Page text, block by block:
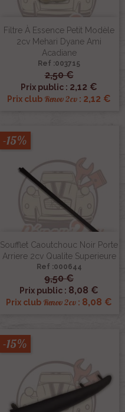
Filtre À Essence Petit Modèle
2cv Mehari Dyane Ami
Acadiane
Ref :003715
2,50 €
Prix public : 2,12 €
Prix club Renov 2cv : 2,12 €
Soufflet Caoutchouc Noir Porte
Arriere 2cv Qualite Superieure
Ref :000644
9,50 €
Prix public : 8,08 €
Prix club Renov 2cv : 8,08 €
-15%
-15%